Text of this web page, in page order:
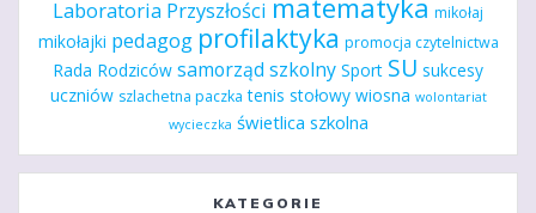
Laboratoria Przyszłości mikołaj
mikołajki pedagog profilaktyka promocja czytelnictwa
Rada Rodziców samorząd szkolny Sport SU sukcesy
uczniów szlachetna paczka tenis stołowy wiosna wolontariat
wycieczka świetlica szkolna
KATEGORIE